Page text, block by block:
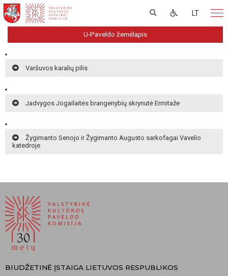
LT
U-Paveldo žemėlapis
Varšuvos karalių pilis
Jadvygos Jogailaitės brangenybių skrynutė Ermitaže
Žygimanto Senojo ir Žygimanto Augusto sarkofagai Vavelio
katedroje
BIUDŽETINĖ ĮSTAIGA LIETUVOS RESPUBLIKOS